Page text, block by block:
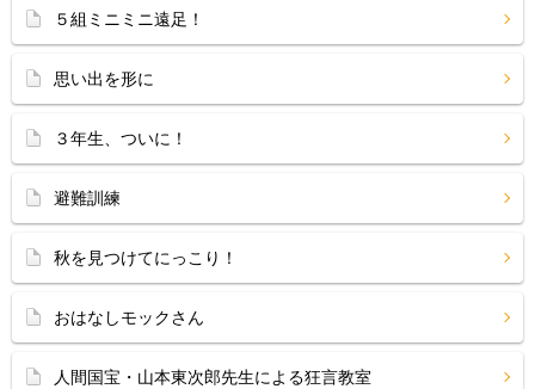
５組ミニミニ遠足！
思い出を形に
３年生、ついに！
避難訓練
秋を見つけてにっこり！
おはなしモックさん
人間国宝・山本東次郎先生による狂言教室